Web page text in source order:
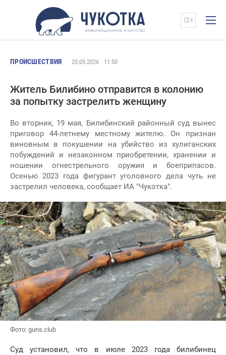
ПРОИСШЕСТВИЯ 20.05.2026 11:50
Житель Билибино отправится в колонию
за попытку застрелить женщину
Во вторник, 19 мая, Билибинский районный суд вынес
приговор 44-летнему местному жителю. Он признан
виновным в покушении на убийство из хулиганских
побуждений и незаконном приобретении, хранении и
ношении огнестрельного оружия и боеприпасов.
Осенью 2023 года фигурант уголовного дела чуть не
застрелил человека, сообщает ИА "Чукотка".
Фото: guns.club
Суд установил, что в июле 2023 года билибинец